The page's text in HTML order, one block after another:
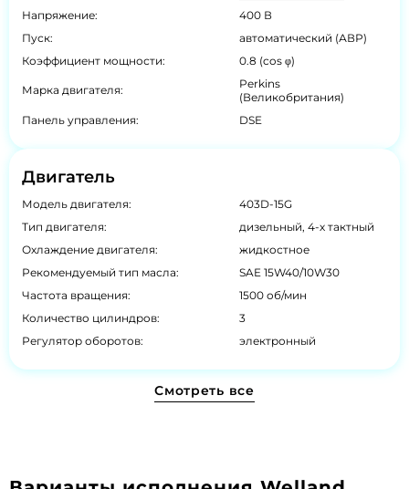
Напряжение:
400 В
Пуск:
автоматический (АВР)
Коэффициент мощности:
0.8 (cos φ)
Марка двигателя:
Perkins
(Великобритания)
Панель управления:
DSE
Двигатель
Модель двигателя:
403D-15G
Тип двигателя:
дизельный, 4-х тактный
Охлаждение двигателя:
жидкостное
Рекомендуемый тип масла:
SAE 15W40/10W30
Частота вращения:
1500 об/мин
Количество цилиндров:
3
Регулятор оборотов:
электронный
Смотреть все